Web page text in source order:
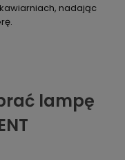
nadając
lampę